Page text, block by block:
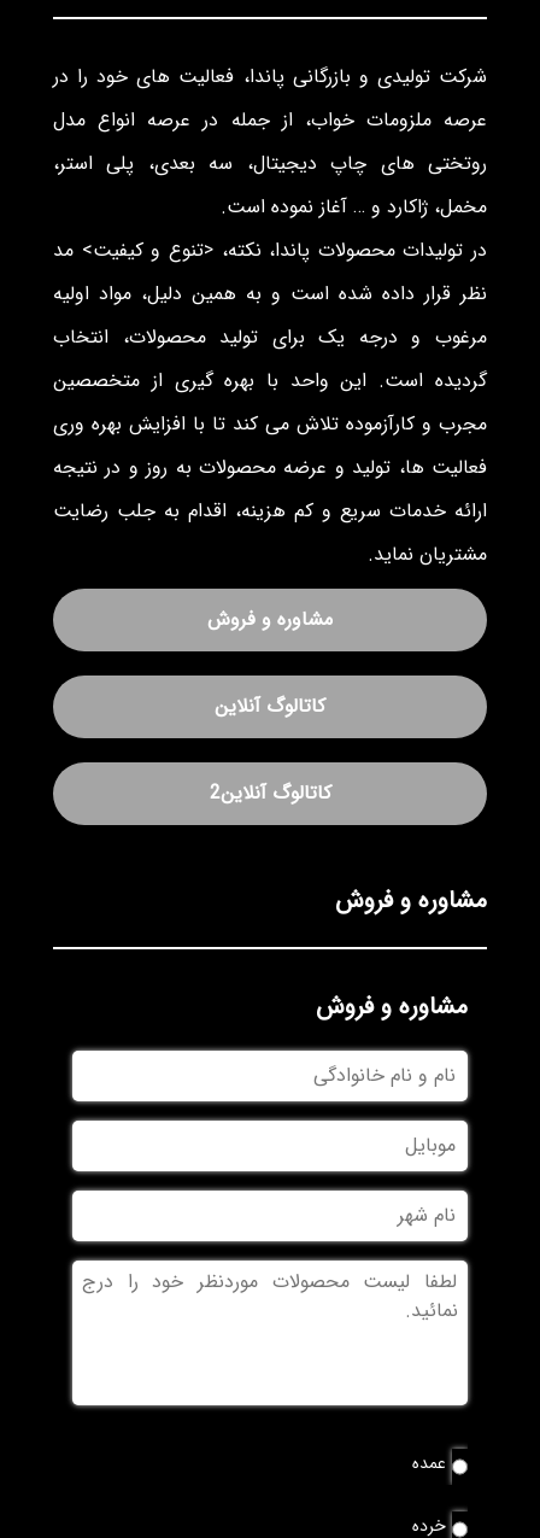
شرکت تولیدی و بازرگانی پاندا، فعالیت های خود را در
عرصه ملزومات خواب، از جمله در عرصه انواع مدل
روتختی های چاپ دیجیتال، سه بعدی، پلی استر،
مخمل، ژاکارد و … آغاز نموده است.
در تولیدات محصولات پاندا، نکته، <تنوع و کیفیت> مد
نظر قرار داده شده است و به همین دلیل، مواد اولیه
مرغوب و درجه یک برای تولید محصولات، انتخاب
گردیده است. این واحد با بهره گیری از متخصصین
مجرب و کارآزموده تلاش می کند تا با افزایش بهره وری
فعالیت ها، تولید و عرضه محصولات به روز و در نتیجه
ارائه خدمات سریع و کم هزینه، اقدام به جلب رضایت
مشتریان نماید.
مشاوره و فروش
کاتالوگ آنلاین
کاتالوگ آنلاین2
مشاوره و فروش
مشاوره و فروش
نام
و
نام
خانوادگی
موبایل
نام
شهر
بدون
عنوان
نوع
سفارش
عمده
خرده